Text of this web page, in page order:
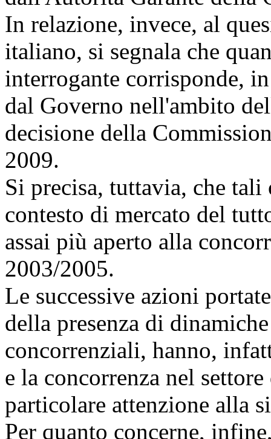
In relazione, invece, al
italiano, si segnala che
interrogante corrisponde,
dal Governo nell'ambito
decisione della
2009.
Si precisa, tuttavia, che
contesto di mercato del
assai più aperto alla
2003/2005.
Le successive azioni
della presenza di
concorrenziali, hanno,
e la concorrenza nel
particolare attenzione alla
Per quanto concerne,